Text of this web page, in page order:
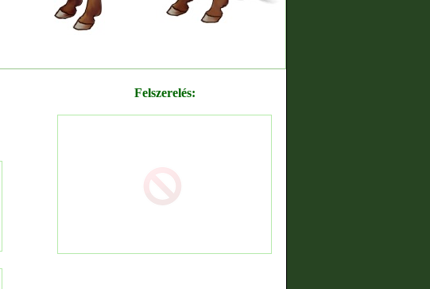
Felszerelés: